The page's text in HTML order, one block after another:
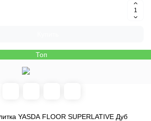
Топ
YASDA FLOOR SUPERLATIVE Дуб